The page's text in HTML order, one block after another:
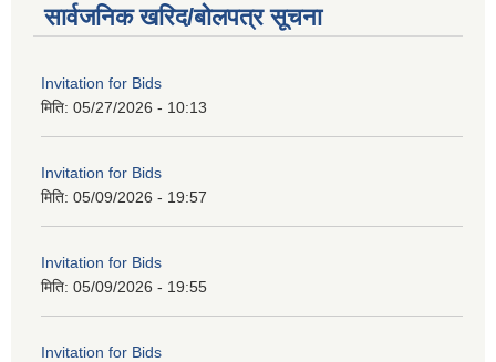
सार्वजनिक खरिद/बोलपत्र सूचना
Invitation for Bids
मिति: 05/27/2026 - 10:13
Invitation for Bids
मिति: 05/09/2026 - 19:57
Invitation for Bids
मिति: 05/09/2026 - 19:55
Invitation for Bids